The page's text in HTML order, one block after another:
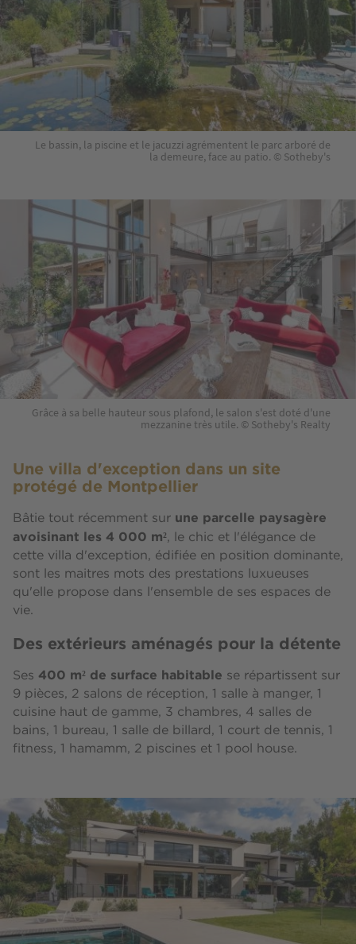
Le bassin, la piscine et le jacuzzi agrémentent le parc arboré de
la demeure, face au patio. © Sotheby's
Grâce à sa belle hauteur sous plafond, le salon s'est doté d'une
mezzanine très utile. © Sotheby's Realty
Une villa d'exception dans un site
protégé de Montpellier
Bâtie tout récemment sur une parcelle paysagère
avoisinant les 4 000 m², le chic et l'élégance de
cette villa d'exception, édifiée en position dominante,
sont les maitres mots des prestations luxueuses
qu'elle propose dans l'ensemble de ses espaces de
vie.
Des extérieurs aménagés pour la détente
Ses ​ 400 m² de surface habitable se répartissent sur
9 pièces, 2 salons de réception, 1 salle à manger, 1
cuisine haut de gamme, 3 chambres, 4 salles de
bains, 1 bureau, 1 salle de billard, 1 court de tennis, 1
fitness, 1 hamamm, 2 piscines et 1 pool house.